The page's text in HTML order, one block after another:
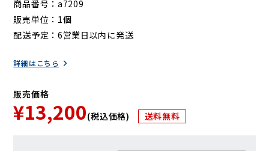
商品番号
a7209
販売単位
1個
配送予定
6営業日以内に発送
詳細はこちら
販売価格
¥13,200(税込価格) 送料無料